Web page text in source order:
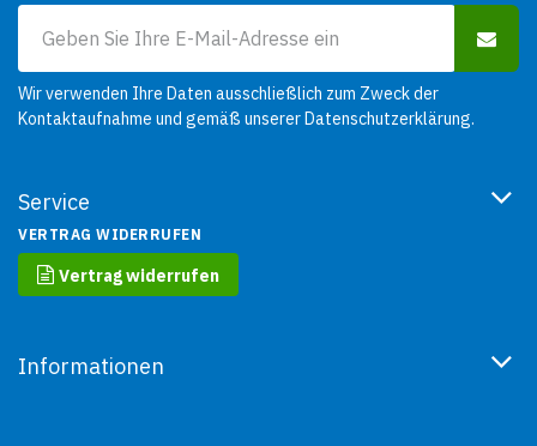
Service
VERTRAG WIDERRUFEN
Vertrag widerrufen
Informationen
Wir verwenden Ihre Daten ausschließlich zum Zweck der
Kontaktaufnahme und gemäß unsererDatenschutzerklärung.